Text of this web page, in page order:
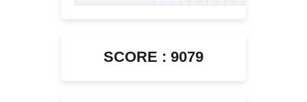
SCORE : 9079